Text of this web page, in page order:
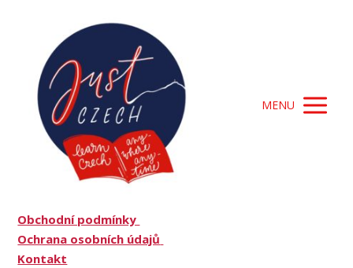
MENU
Obchodní podmínky
Ochrana osobních údajů
Kontakt